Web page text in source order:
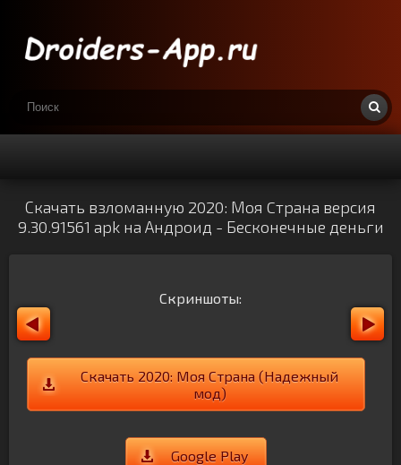
Скачать взломанную 2020: Моя Cтрана версия
9.30.91561 apk на Андроид - Бесконечные деньги
Скриншоты:
Скачать 2020: Моя Cтрана (Надежный
мод)
Google Play